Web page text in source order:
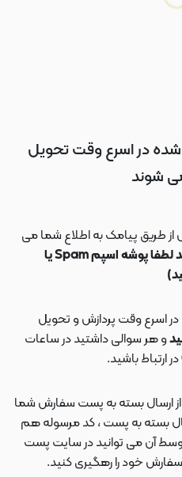
در اسرع وقت تحویل
شوند
طریق پیامک به اطلاع شما می
(اگر پیامک دریافت نکردید لطفا پوشه اسپم Spam یا
اسرع وقت پردازش و تحویل
و هر سوالی داشتید در ساعات
در ارتباط باشید.
روز کاری بعد از ارسال بسته به پست سفارش شما
بسته به پست ، کد مرسوله هم
آن می توانید در سایت پست
سفارش خود را رهگیری کنید.